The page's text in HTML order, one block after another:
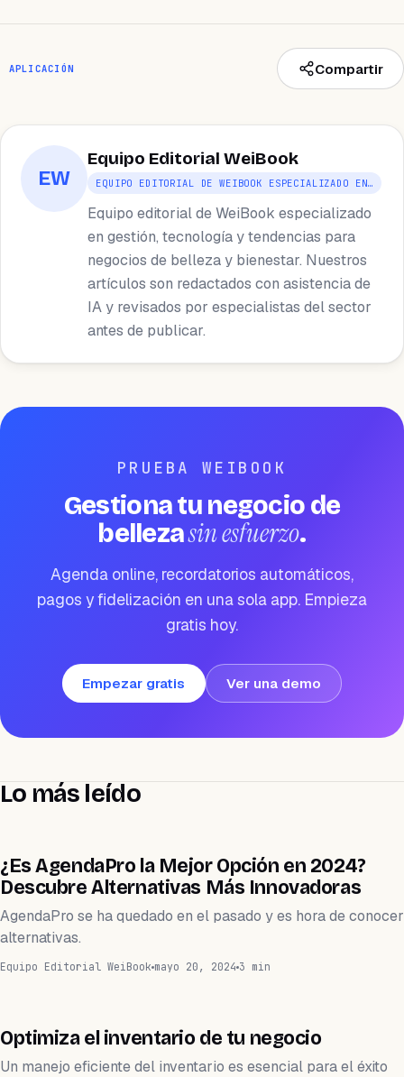
APLICACIÓN Compartir
EW
Equipo Editorial WeiBook
EQUIPO EDITORIAL DE WEIBOOK ESPECIALIZADO EN…
Equipo editorial de WeiBook especializado
en gestión, tecnología y tendencias para
negocios de belleza y bienestar. Nuestros
artículos son redactados con asistencia de
IA y revisados por especialistas del sector
antes de publicar.
PRUEBA WEIBOOK
Gestiona tu negocio de
bellezasin esfuerzo.
Agenda online, recordatorios automáticos,
pagos y fidelización en una sola app. Empieza
gratis hoy.
Empezar gratis Ver una demo
Lo más leído
APLICACIÓN
¿Es AgendaPro la Mejor Opción en 2024?
Descubre Alternativas Más Innovadoras
AgendaPro se ha quedado en el pasado y es hora de conocer
alternativas.
Equipo Editorial WeiBook mayo 20, 2024 3 min
APLICACIÓN
Optimiza el inventario de tu negocio
Un manejo eficiente del inventario es esencial para el éxito